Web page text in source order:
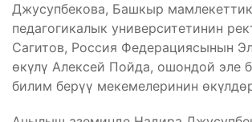
Джусупбекова, Башкыр мамлекеттик
педагогикалык университетинин
Сагитов, Россия Федерациясынын
өкүлү Алексей Пойда, ошондой эле
билим берүү мекемелеринин